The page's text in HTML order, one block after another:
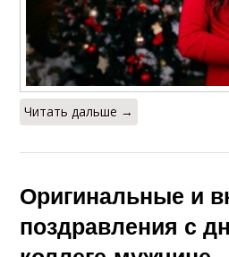
Читать дальше →
Оригинальные и
поздравления с